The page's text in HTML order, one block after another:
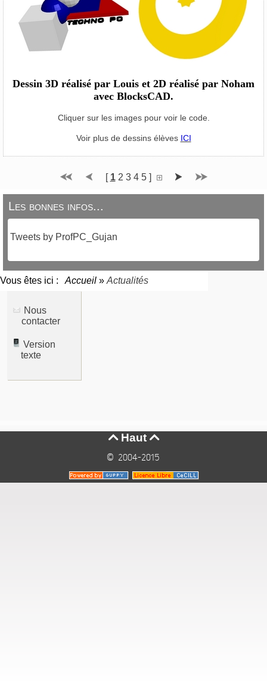
Dessin 3D réalisé par Louis et 2D réalisé par Noham
avec BlocksCAD.
Cliquer sur les images pour voir le code.
Voir plus de dessins élèves ICI
[ 1 2 3 4 5]
Les bonnes infos...
Tweets by ProfPC_Gujan
Vous êtes ici : Accueil » Actualités
Nous
contacter
Version
texte
Haut 
© 2004-2015